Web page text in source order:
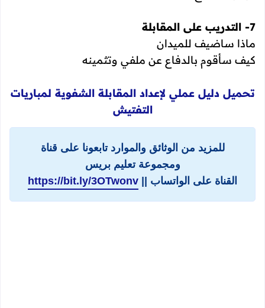
7- التدريب على المقابلة
ماذا ساضيف للميدان
كيف سأقوم بالدفاع عن ملفي وتثمينه
تحميل دليل عملي لإعداد المقابلة الشفوية لمباريات
التفتيش
للمزيد من الوثائق والموارد تابعونا على قناة
ومجموعة تعليم بريس
القناة على الواتساب || https://bit.ly/3OTwonv